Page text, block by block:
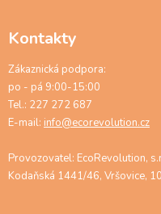
Kontakty
Zákaznická podpora:
po - pá 9:00-15:00
Tel.: 227 272 687
E-mail: info@ecorevolution.cz
Provozovatel: EcoRevolution,
Kodaňská 1441/46, Vršovice,